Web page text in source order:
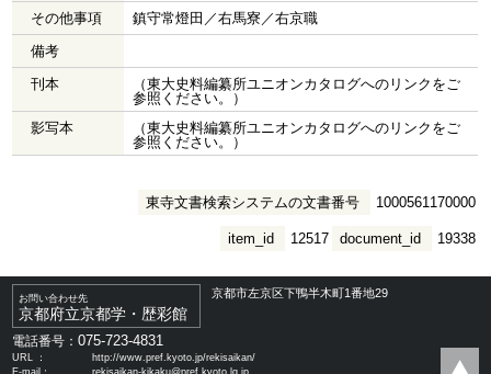
その他事項
鎮守常燈田／右馬寮／右京職
備考
刊本
（東大史料編纂所ユニオンカタログへのリンクをご
参照ください。）
影写本
（東大史料編纂所ユニオンカタログへのリンクをご
参照ください。）
東寺文書検索システムの文書番号 1000561170000
document_id 19338
item_id 12517
お問い合わせ先
京都府立京都学・歴彩館
京都市左京区下鴨半木町1番地29
電話番号：075-723-4831
URL ：
http://www.pref.kyoto.jp/rekisaikan/
E-mail：
rekisaikan-kikaku@pref.kyoto.lg.jp